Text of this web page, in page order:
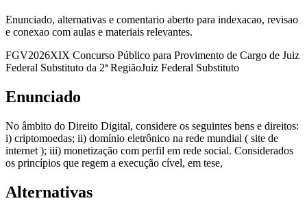
Enunciado, alternativas e comentario aberto para indexacao, revisao
e conexao com aulas e materiais relevantes.
FGV2026XIX Concurso Público para Provimento de Cargo de Juiz
Federal Substituto da 2ª RegiãoJuiz Federal Substituto
Enunciado
No âmbito do Direito Digital, considere os seguintes bens e direitos:
i) criptomoedas; ii) domínio eletrônico na rede mundial ( site de
internet ); iii) monetização com perfil em rede social. Considerados
os princípios que regem a execução cível, em tese,
Alternativas